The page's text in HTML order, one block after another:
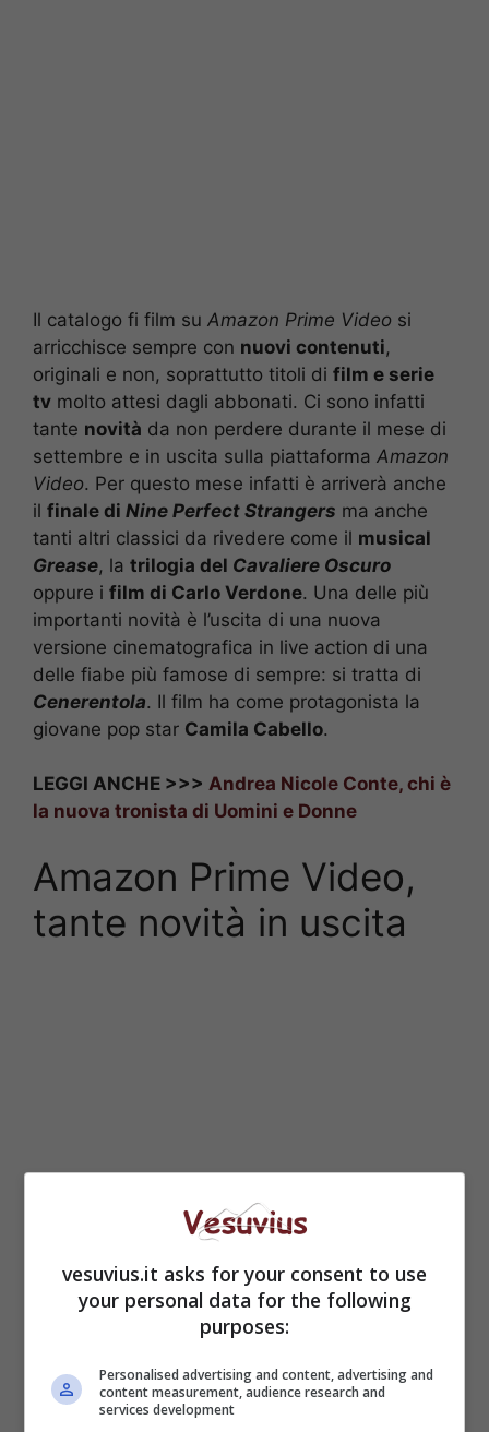
Il catalogo fi film su Amazon Prime Video si
arricchisce sempre con nuovi contenuti,
originali e non, soprattutto titoli di film e serie
tv molto attesi dagli abbonati. Ci sono infatti
tante novità da non perdere durante il mese di
settembre e in uscita sulla piattaforma Amazon
Video. Per questo mese infatti è arriverà anche
il finale di Nine Perfect Strangers ma anche
tanti altri classici da rivedere come il musical
Grease, la trilogia del Cavaliere Oscuro
oppure i film di Carlo Verdone. Una delle più
importanti novità è l’uscita di una nuova
versione cinematografica in live action di una
delle fiabe più famose di sempre: si tratta di
Cenerentola. Il film ha come protagonista la
giovane pop star Camila Cabello.
LEGGI ANCHE >>> Andrea Nicole Conte, chi è
la nuova tronista di Uomini e Donne
Amazon Prime Video,
tante novità in uscita
vesuvius.it asks for your consent to use
your personal data for the following
purposes:
Personalised advertising and content, advertising and
content measurement, audience research and
services development